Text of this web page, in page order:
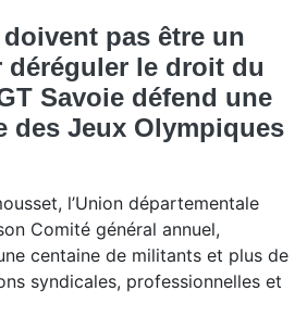
pas être un
déréguler le droit du
Savoie défend une
des Jeux Olympiques
l’Union départementale
Comité général annuel,
centaine de militants et plus de
syndicales, professionnelles et